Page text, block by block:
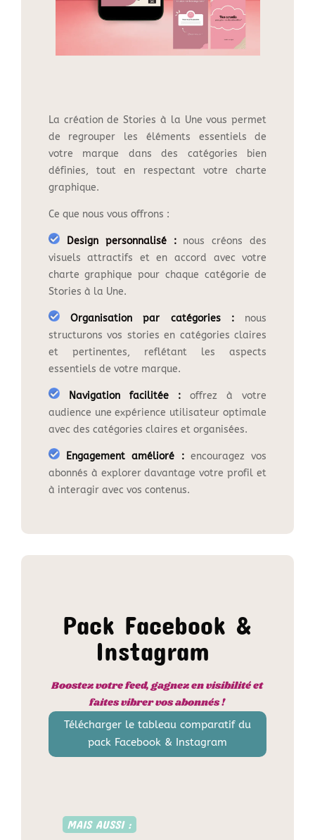
La création de Stories à la Une vous permet
de regrouper les éléments essentiels de
votre marque dans des catégories bien
définies, tout en respectant votre charte
graphique.
Ce que nous vous offrons :
Design personnalisé :nous créons des
visuels attractifs et en accord avec votre
charte graphique pour chaque catégorie de
Stories à la Une.
Organisation par catégories :nous
structurons vos stories en catégories claires
et pertinentes, reflétant les aspects
essentiels de votre marque.
Navigation facilitée : offrez à votre
audience une expérience utilisateur optimale
avec des catégories claires et organisées.
Engagement amélioré :encouragez vos
abonnés à explorer davantage votre profil et
à interagir avec vos contenus.
Pack Facebook &
Instagram
Boostez votre feed, gagnez en visibilité et
faites vibrer vos abonnés !
Télécharger le tableau comparatif du
pack Facebook & Instagram
MAIS AUSSI :